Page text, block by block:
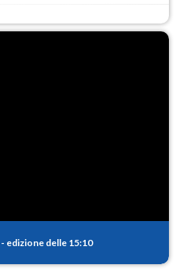
- edizione delle 15:10